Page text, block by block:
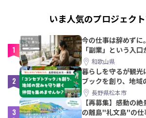
いま人気のプロジェク
1
今の仕事は辞めずに
「副業」という入
和歌山県
2
暮らしを守るが観光
ブックを創り、地域
間を集めませんか？
長野県松本市
3
【再募集】感動の
の離島"礼文島"の仕